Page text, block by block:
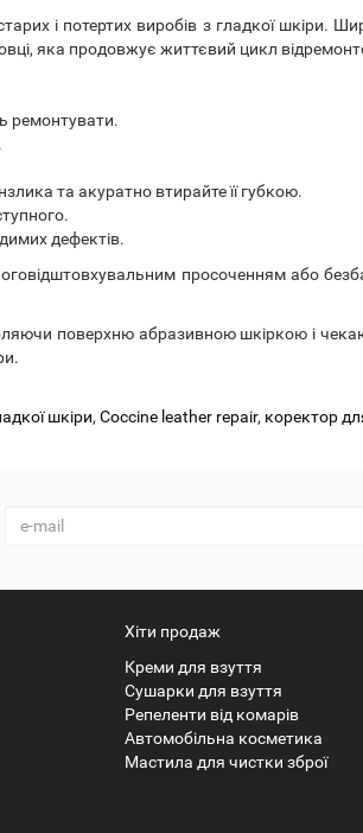
і потертих виробів з гладкої шкіри.
яка продовжує життєвий цикл
ремонтувати.
та акуратно втирайте її губкою.
​​дефектів.
просоченням або
поверхню абразивною шкіркою і
шкіри,Coccine leather repair, коректор
Хіти продаж
Креми для взуття
Сушарки для взуття
Репеленти від комарів
Автомобільна косметика
Мастила для чистки зброї